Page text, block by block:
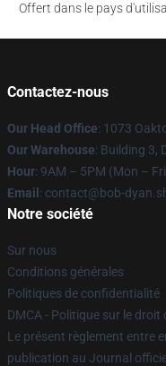
Offert dans le pays
Contactez-nous
Our Head Office: 1073
Our Warehouse: Building 3,
Hour: 9AM – 5PM (Mon –
Email : contact@bob-
Notre société
Sur nous
Conditions générales
Politiques de confidentialité
DMCA - Politique sur le droit
Le présent règlement entre
publication au Journal